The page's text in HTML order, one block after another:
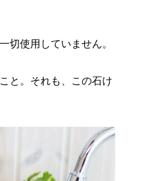
切使用していません。
と。それも、この石け